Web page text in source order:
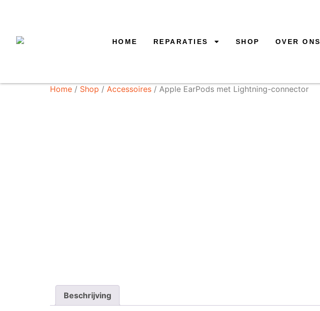
HOME REPARATIES SHOP OVER ONS
Home / Shop / Accessoires / Apple EarPods met Lightning-connector
Beschrijving